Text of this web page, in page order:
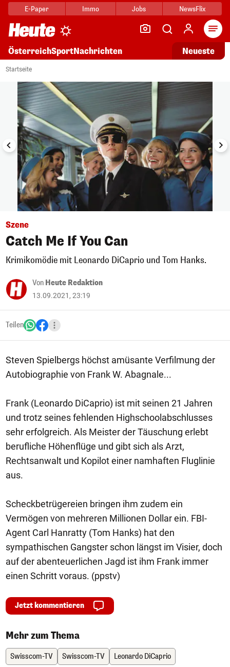
E-Paper Immo Jobs NewsFlix
ÖsterreichSportNachrichten Neueste
Startseite
1/16
Szene
Catch Me If You Can
Krimikomödie mit Leonardo DiCaprio und Tom Hanks.
Von Heute Redaktion
13.09.2021, 23:19
Teilen
Steven Spielbergs höchst amüsante Verfilmung der
Autobiographie von Frank W. Abagnale...
Frank (Leonardo DiCaprio) ist mit seinen 21 Jahren
und trotz seines fehlenden Highschoolabschlusses
sehr erfolgreich. Als Meister der Täuschung erlebt
berufliche Höhenflüge und gibt sich als Arzt,
Rechtsanwalt und Kopilot einer namhaften Fluglinie
aus.
Scheckbetrügereien bringen ihm zudem ein
Vermögen von mehreren Millionen Dollar ein. FBI-
Agent Carl Hanratty (Tom Hanks) hat den
sympathischen Gangster schon längst im Visier, doch
auf der abenteuerlichen Jagd ist ihm Frank immer
einen Schritt voraus. (ppstv)
Jetzt kommentieren
Mehr zum Thema
Swisscom-TV Swisscom-TV Leonardo DiCaprio